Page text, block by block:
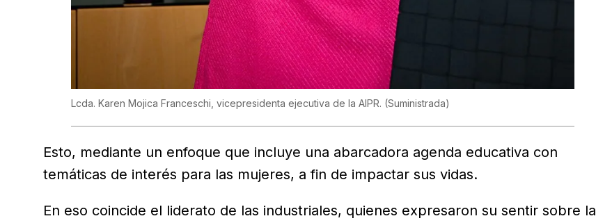
Lcda. Karen Mojica Franceschi, vicepresidenta ejecutiva de la AIPR. (Suministrada)
Esto, mediante un enfoque que incluye una abarcadora agenda educativa con
temáticas de interés para las mujeres, a fin de impactar sus vidas.
En eso coincide el liderato de las industriales, quienes expresaron su sentir sobre la